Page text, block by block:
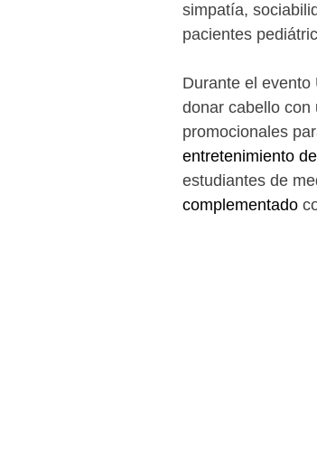
simpatía,
pacientes
Durante el
donar cabello
promocionales
entretenimiento
estudiantes de
complementado